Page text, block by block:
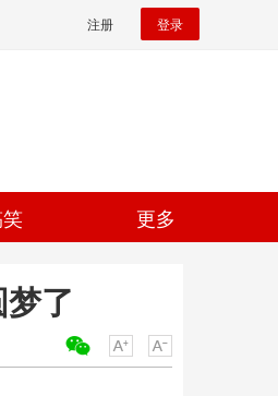
注册 登录
更多
了